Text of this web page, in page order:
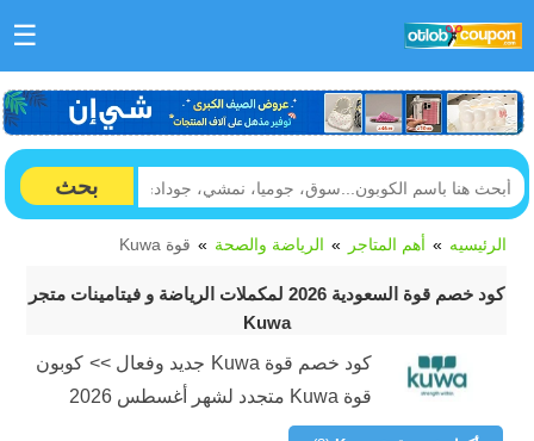
☰
بحث
الرئيسيه أهم المتاجر الرياضة والصحة قوة Kuwa
كود خصم قوة السعودية 2026 لمكملات الرياضة و فيتامينات متجر
Kuwa
كود خصم قوة Kuwa جديد وفعال >> كوبون
قوة Kuwa متجدد لشهر أغسطس 2026